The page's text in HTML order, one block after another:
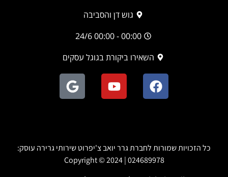
גוש דן והסביבה
00:00 - 00:00 24/6
השאירו ביקורת בגוגל עסקים
כל הזכויות שמורות לחברת גרר יואב צ'יפרוט שירותי גרירה עוסק:
024689978 | Copyright © 2024